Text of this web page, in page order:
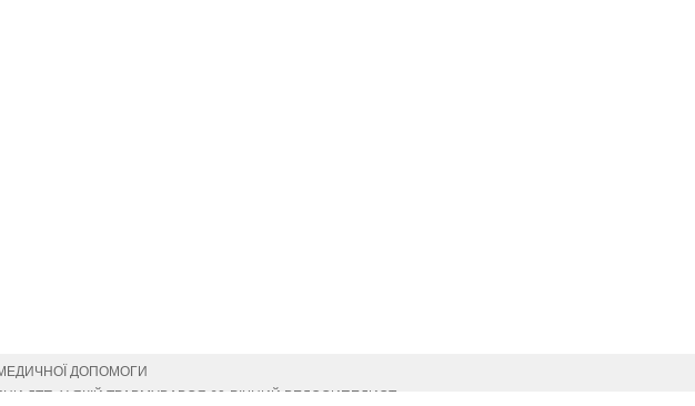
ДОПОМОГИ
ДТП, У ЯКІЙ ТРАВМУВАВСЯ 60-РІЧНИЙ ВЕЛОСИПЕДИСТ